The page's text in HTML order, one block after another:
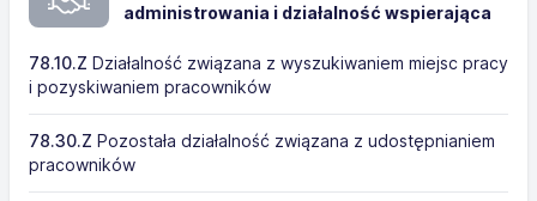
administrowania i działalność wspierająca
78.10.Z Działalność związana z wyszukiwaniem miejsc pracy
i pozyskiwaniem pracowników
78.30.Z Pozostała działalność związana z udostępnianiem
pracowników